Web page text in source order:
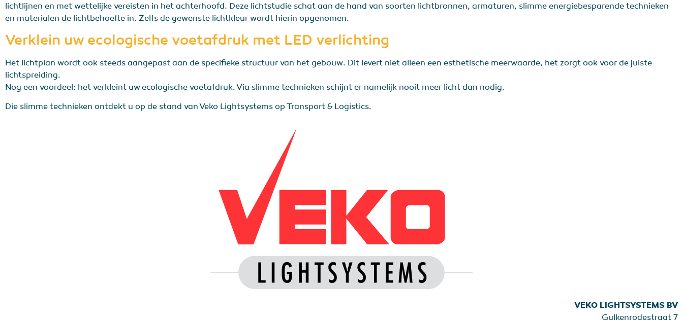
lichtlijnen en met wettelijke vereisten in het achterhoofd. Deze lichtstudie schat aan de hand van soorten lichtbronnen, armaturen, slimme energiebesparende technieken
en materialen de lichtbehoefte in. Zelfs de gewenste lichtkleur wordt hierin opgenomen.
Verklein uw ecologische voetafdruk met LED verlichting
Het lichtplan wordt ook steeds aangepast aan de specifieke structuur van het gebouw. Dit levert niet alleen een esthetische meerwaarde, het zorgt ook voor de juiste
lichtspreiding.
Nog een voordeel: het verkleint uw ecologische voetafdruk. Via slimme technieken schijnt er namelijk nooit meer licht dan nodig.
Die slimme technieken ontdekt u op de stand van Veko Lightsystems op Transport & Logistics.
VEKO LIGHTSYSTEMS BV
Gulkenrodestraat 7